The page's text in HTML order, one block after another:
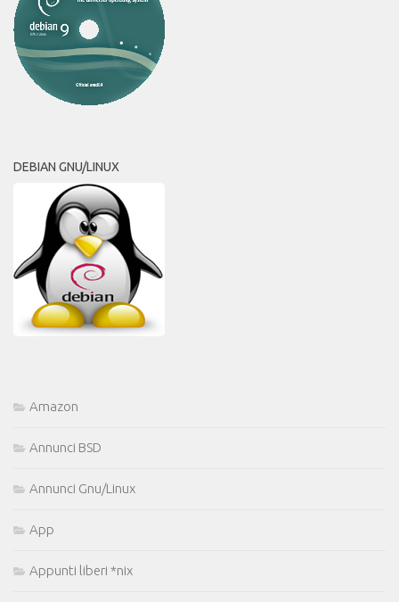
DEBIAN GNU/LINUX
Amazon
Annunci BSD
Annunci Gnu/Linux
App
Appunti liberi *nix